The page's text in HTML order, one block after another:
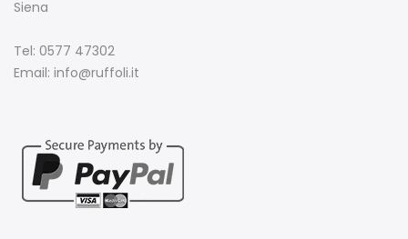
Siena
Tel: 0577 47302
Email: info@ruffoli.it